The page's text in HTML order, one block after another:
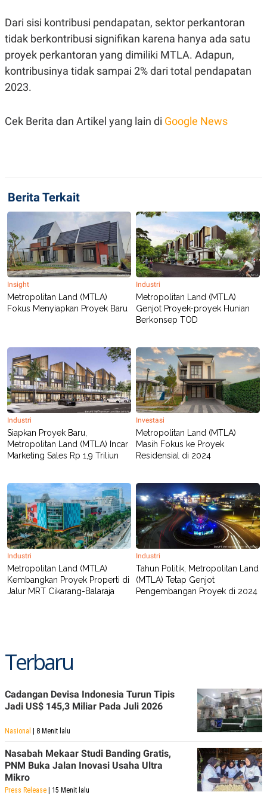
T
A
T
A
E
K
O
N
L
I
S
K
O
T
A
N
A
C
A
D
E
M
P
R
S
S
R
E
L
E
A
S
E
A
N
G
G
A
N
A
N
C
E
T
I
N
E
R
J
A
E
M
I
T
E
E
P
A
P
E
R
A
D
V
E
R
T
I
S
I
N
G
A
SITEMAPPROFILE
USE
PEDOMAN
PEMBERITAAN
SIBER
Dari sisi kontribusi pendapatan, sektor perkantoran
tidak berkontribusi signifikan karena hanya ada satu
proyek perkantoran yang dimiliki MTLA. Adapun,
kontribusinya tidak sampai 2% dari total pendapatan
2023.
Cek Berita dan Artikel yang lain di Google News
Berita Terkait
Insight
Metropolitan Land (MTLA)
Fokus Menyiapkan Proyek Baru
Industri
Metropolitan Land (MTLA)
Genjot Proyek-proyek Hunian
Berkonsep TOD
Industri
Siapkan Proyek Baru,
Metropolitan Land (MTLA) Incar
Marketing Sales Rp 1,9 Triliun
Investasi
Metropolitan Land (MTLA)
Masih Fokus ke Proyek
Residensial di 2024
Industri
Metropolitan Land (MTLA)
Kembangkan Proyek Properti di
Jalur MRT Cikarang-Balaraja
Industri
Tahun Politik, Metropolitan Land
(MTLA) Tetap Genjot
Pengembangan Proyek di 2024
Terbaru
Cadangan Devisa Indonesia Turun Tipis
Jadi US$ 145,3 Miliar Pada Juli 2026
Nasional | 8 Menit lalu
Nasabah Mekaar Studi Banding Gratis,
PNM Buka Jalan Inovasi Usaha Ultra
Mikro
Press Release | 15 Menit lalu